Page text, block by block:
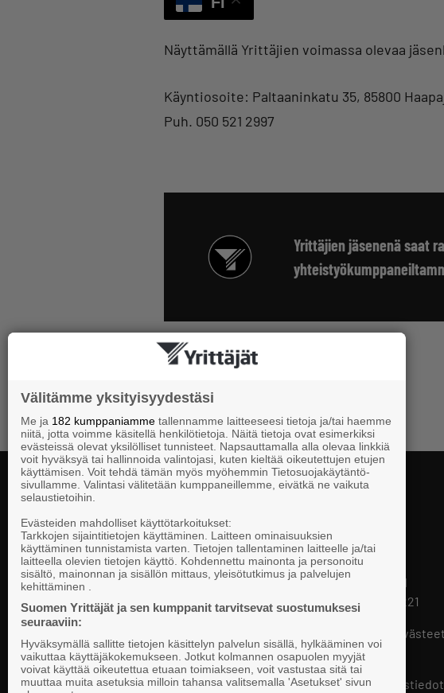
Näyttämällä Yrittäjien voimassa olevaa
Käyntiosoite: Paltaaninkatu 35, 85800
Puh. 050 521 2997
Yrittäjien jäsenenä saat
Valtakunnallista, alueellista ja paikallista
vaikuttamista pk-yrittäjien puolesta.
Suomen Yrittäjät
PL 999, 00101 HELSINKI
Puhelinvaihde 09 229 221
Tietosuojaseloste ja evästeet
Evästeasetukset
Keskusjärjestön
Välitämme yksityisyydestäsi
Me ja 182 kumppaniamme tallennamme laitteeseesi tietoja ja/tai haemme
niitä, jotta voimme käsitellä henkilötietoja. Näitä tietoja ovat esimerkiksi
evästeissä olevat yksilölliset tunnisteet. Napsauttamalla alla olevaa linkkiä
voit hyväksyä tai hallinnoida valintojasi, kuten kieltää oikeutettujen etujen
käyttämisen. Voit tehdä tämän myös myöhemmin Tietosuojakäytäntö-
sivullamme. Valintasi välitetään kumppaneillemme, eivätkä ne vaikuta
selaustietoihin.
Evästeiden mahdolliset käyttötarkoitukset:
Tarkkojen sijaintitietojen käyttäminen. Laitteen ominaisuuksien
käyttäminen tunnistamista varten. Tietojen tallentaminen laitteelle ja/tai
laitteella olevien tietojen käyttö. Kohdennettu mainonta ja personoitu
sisältö, mainonnan ja sisällön mittaus, yleisötutkimus ja palvelujen
kehittäminen .
Suomen Yrittäjät ja sen kumppanit tarvitsevat suostumuksesi
seuraaviin:
Hyväksymällä sallitte tietojen käsittelyn palvelun sisällä, hylkääminen voi
vaikuttaa käyttäjäkokemukseen. Jotkut kolmannen osapuolen myyjät
voivat käyttää oikeutettua etuaan toimiakseen, voit vastustaa sitä tai
muuttaa muita asetuksia milloin tahansa valitsemalla 'Asetukset' sivun